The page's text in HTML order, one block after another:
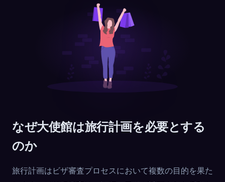
なぜ大使館は旅行計画を必要とする
のか
旅行計画はビザ審査プロセスにおいて複数の目的を果た